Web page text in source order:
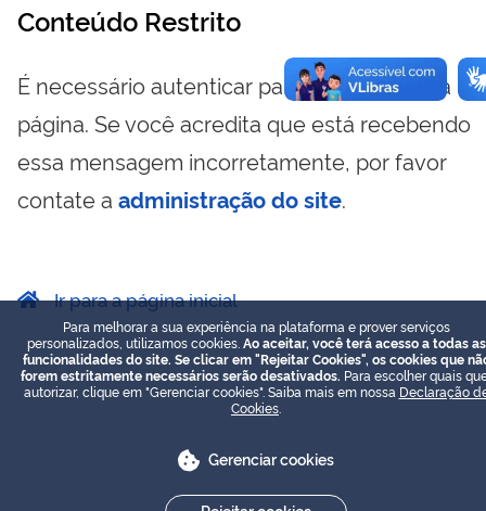
Conteúdo Restrito
É necessário autenticar para visualizar essa
página. Se você acredita que está recebendo
essa mensagem incorretamente, por favor
contate a administração do site.
Ir para a página inicial
Para melhorar a sua experiência na plataforma e prover serviços
personalizados, utilizamos cookies. Ao aceitar, você terá acesso a todas as
funcionalidades do site. Se clicar em "Rejeitar Cookies", os cookies que
forem estritamente necessários serão desativados. Para escolher quais
autorizar, clique em "Gerenciar cookies". Saiba mais em nossa Declaração
Cookies
Gerenciar cookies